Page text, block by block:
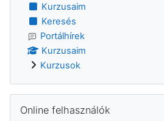
Kurzusaim
Keresés
Portálhírek
Kurzusaim
Kurzusok
Online felhasználók